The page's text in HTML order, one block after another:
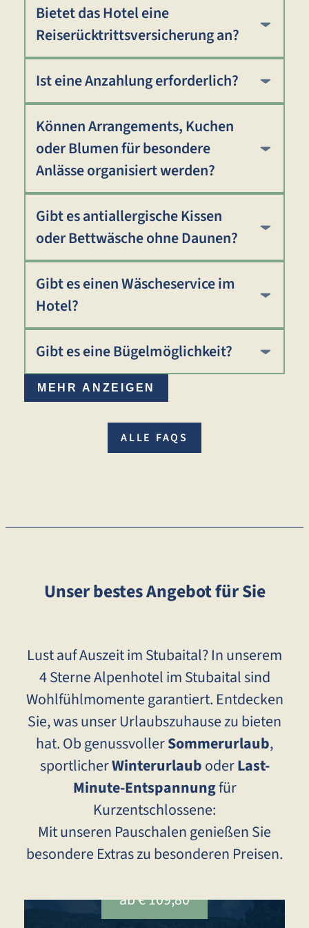
Bietet das Hotel eine
Reiserücktrittsversicherung an?
Ist eine Anzahlung erforderlich?
Können Arrangements, Kuchen
oder Blumen für besondere
Anlässe organisiert werden?
Gibt es antiallergische Kissen
oder Bettwäsche ohne Daunen?
Gibt es einen Wäscheservice im
Hotel?
Gibt es eine Bügelmöglichkeit?
MEHR ANZEIGEN
ALLE FAQS
Unser bestes Angebot für Sie
Lust auf Auszeit im Stubaital? In unserem
4 Sterne Alpenhotel im Stubaital sind
Wohlfühlmomente garantiert. Entdecken
Sie, was unser Urlaubszuhause zu bieten
hat. Ob genussvollerSommerurlaub,
sportlicherWinterurlauboderLast-
Minute-Entspannungfür
Kurzentschlossene:
Mit unseren Pauschalen genießen Sie
besondere Extras zu besonderen Preisen.
ab € 109,80